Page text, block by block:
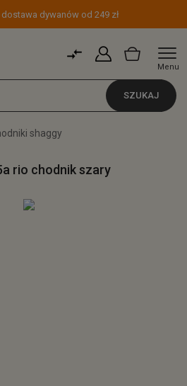
dywanów od 249 zł
Menu
SZUKAJ
shaggy
rio chodnik szary